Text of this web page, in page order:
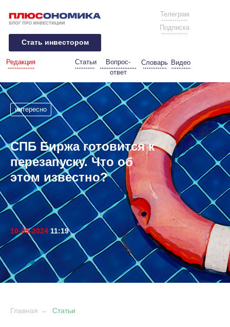
Статьи
Вопрос-
ответ
Словарь
Редакция
Телеграм
Подписка
Стать инвестором
Видео
интересно
10-05-2024 11:19
СПБ Биржа готовится к
перезапуску. Что об
этом известно?
Главная → Статьи